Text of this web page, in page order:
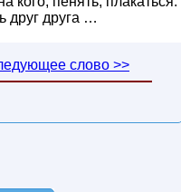
друг друга …
слово >>